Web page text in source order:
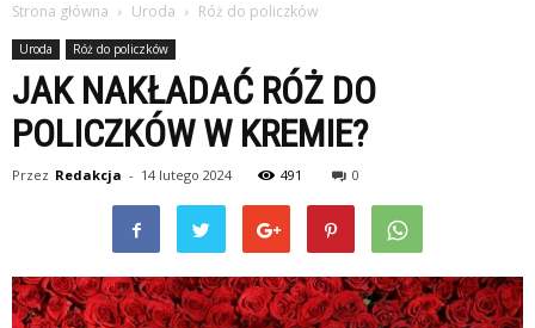
Strona główna Uroda Róż do policzków
Uroda Róż do policzków
JAK NAKŁADAĆ RÓŻ DO
POLICZKÓW W KREMIE?
Przez Redakcja - 14 lutego 2024 491 0